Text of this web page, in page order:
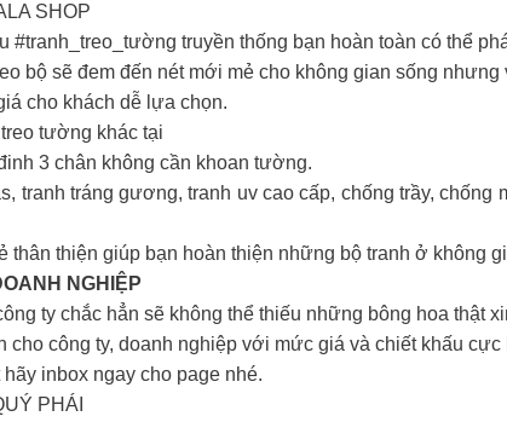
SHOP
#tranh_treo_tường truyền thống bạn hoàn toàn có thể
bộ sẽ đem đến nét mới mẻ cho không gian sống
cho khách dễ lựa chọn.
tường khác tại
3 chân không cần khoan tường.
tranh tráng gương, tranh uv cao cấp, chống trầy, chống
thân thiện giúp bạn hoàn thiện những bộ tranh ở không
NGHIỆP
ty chắc hẳn sẽ không thể thiếu những bông hoa thật
công ty, doanh nghiệp với mức giá và chiết khấu cực
inbox ngay cho page nhé.
PHÁI